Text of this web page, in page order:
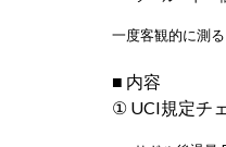
一度客観的に測
■ 内容
① UCI規定チ